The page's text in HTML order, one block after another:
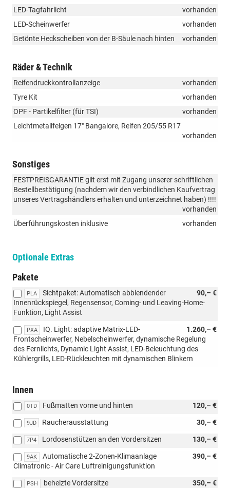
LED-Tagfahrlicht
vorhanden
LED-Scheinwerfer
vorhanden
Getönte Heckscheiben von der B-Säule nach hinten
vorhanden
Räder & Technik
Reifendruckkontrollanzeige
vorhanden
Tyre Kit
vorhanden
OPF - Partikelfilter (für TSI)
vorhanden
Leichtmetallfelgen 17" Bangalore, Reifen 205/55 R17
vorhanden
Sonstiges
FESTPREISGARANTIE gilt erst mit Zugang unserer schriftlichen
Bestellbestätigung (nachdem wir den verbindlichen Kaufvertrag
unseres Vertragshändlers erhalten und unterzeichnet haben) !!!!
vorhanden
Überführungskosten inklusive
vorhanden
Optionale Extras
Pakete
PLA 90,– €
Sichtpaket: Automatisch abblendender
Innenrückspiegel, Regensensor, Coming- und Leaving-Home-
Funktion, Light Assist
PXA 1.260,– €
IQ. Light: adaptive Matrix-LED-
Frontscheinwerfer, Nebelscheinwerfer, dynamische Regelung
des Fernlichts, Dynamic Light Assist, LED-Beleuchtung des
Kühlergrills, LED-Rückleuchten mit dynamischen Blinkern
Innen
0TD 120,– €
Fußmatten vorne und hinten
9JD 30,– €
Raucherausstattung
7P4 130,– €
Lordosenstützen an den Vordersitzen
9AK 390,– €
Automatische 2-Zonen-Klimaanlage
Climatronic - Air Care Luftreinigungsfunktion
PSH 350,– €
beheizte Vordersitze